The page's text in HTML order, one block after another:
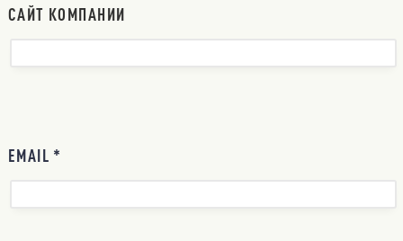
САЙТ КОМПАНИИ
EMAIL *